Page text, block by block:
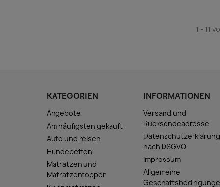
1 - 11
KATEGORIEN
Angebote
Am häufigsten gekauft
Auto und reisen
Hundebetten
Matratzen und
Matratzentopper
INFORMATIONEN
Versand und
Rücksendeadresse
Datenschutzerklärung
nach DSGVO
Impressum
Allgemeine